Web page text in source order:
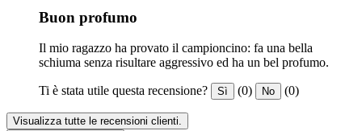
Buon profumo
Il mio ragazzo ha provato il campioncino: fa una bella
schiuma senza risultare aggressivo ed ha un bel profumo.
Ti è stata utile questa recensione? Sì (0) No (0)
Visualizza tutte le recensioni clienti.